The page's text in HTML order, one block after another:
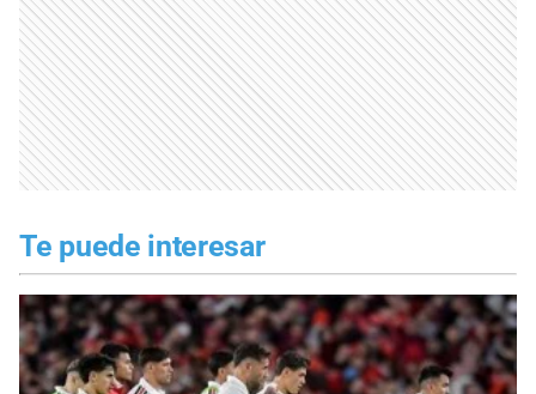
Te puede interesar